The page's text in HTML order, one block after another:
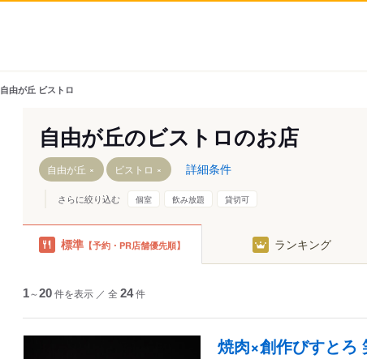
自由が丘 ビストロ
自由が丘駅
自由が丘のビストロのお店
自由が丘 ビストロ 詳細条件
さらに絞り込む 個室 飲み放題 貸切可
標準 【予約・PR店舗優先順】 ランキング
1～20件を表示 ／ 全 24件
焼肉×創作びすとろ